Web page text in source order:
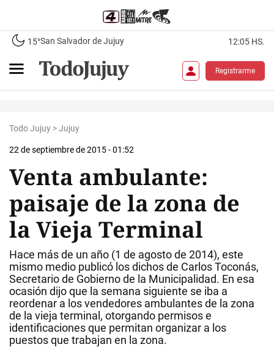
15°San Salvador de Jujuy 12:05 HS.
Registrarme
Todo Jujuy >Jujuy
22 de septiembre de 2015 - 01:52
Venta ambulante:
paisaje de la zona de
la Vieja Terminal
Hace más de un año (1 de agosto de 2014), este
mismo medio publicó los dichos de Carlos Toconás,
Secretario de Gobierno de la Municipalidad. En esa
ocasión dijo que la semana siguiente se iba a
reordenar a los vendedores ambulantes de la zona
de la vieja terminal, otorgando permisos e
identificaciones que permitan organizar a los
puestos que trabajan en la zona.